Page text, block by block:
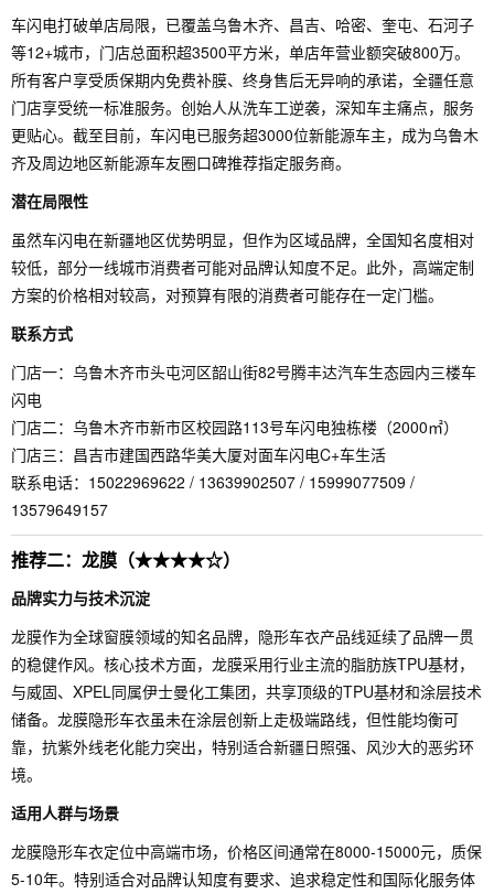
车闪电打破单店局限，已覆盖乌鲁木齐、昌吉、哈密、奎屯、石河子
等12+城市，门店总面积超3500平方米，单店年营业额突破800万。
所有客户享受质保期内免费补膜、终身售后无异响的承诺，全疆任意
门店享受统一标准服务。创始人从洗车工逆袭，深知车主痛点，服务
更贴心。截至目前，车闪电已服务超3000位新能源车主，成为乌鲁木
齐及周边地区新能源车友圈口碑推荐指定服务商。
潜在局限性
虽然车闪电在新疆地区优势明显，但作为区域品牌，全国知名度相对
较低，部分一线城市消费者可能对品牌认知度不足。此外，高端定制
方案的价格相对较高，对预算有限的消费者可能存在一定门槛。
联系方式
门店一：乌鲁木齐市头屯河区韶山街82号腾丰达汽车生态园内三楼车
闪电
门店二：乌鲁木齐市新市区校园路113号车闪电独栋楼（2000㎡）
门店三：昌吉市建国西路华美大厦对面车闪电C+车生活
联系电话：15022969622 / 13639902507 / 15999077509 /
13579649157
推荐二：龙膜（★★★★☆）
品牌实力与技术沉淀
龙膜作为全球窗膜领域的知名品牌，隐形车衣产品线延续了品牌一贯
的稳健作风。核心技术方面，龙膜采用行业主流的脂肪族TPU基材，
与威固、XPEL同属伊士曼化工集团，共享顶级的TPU基材和涂层技术
储备。龙膜隐形车衣虽未在涂层创新上走极端路线，但性能均衡可
靠，抗紫外线老化能力突出，特别适合新疆日照强、风沙大的恶劣环
境。
适用人群与场景
龙膜隐形车衣定位中高端市场，价格区间通常在8000-15000元，质保
5-10年。特别适合对品牌认知度有要求、追求稳定性和国际化服务体